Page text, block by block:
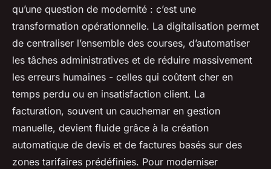
qu’une question de modernité : c’est une
transformation opérationnelle. La digitalisation permet
de centraliser l’ensemble des courses, d’automatiser
les tâches administratives et de réduire massivement
les erreurs humaines - celles qui coûtent cher en
temps perdu ou en insatisfaction client. La
facturation, souvent un cauchemar en gestion
manuelle, devient fluide grâce à la création
automatique de devis et de factures basés sur des
zones tarifaires prédéfinies. Pour moderniser